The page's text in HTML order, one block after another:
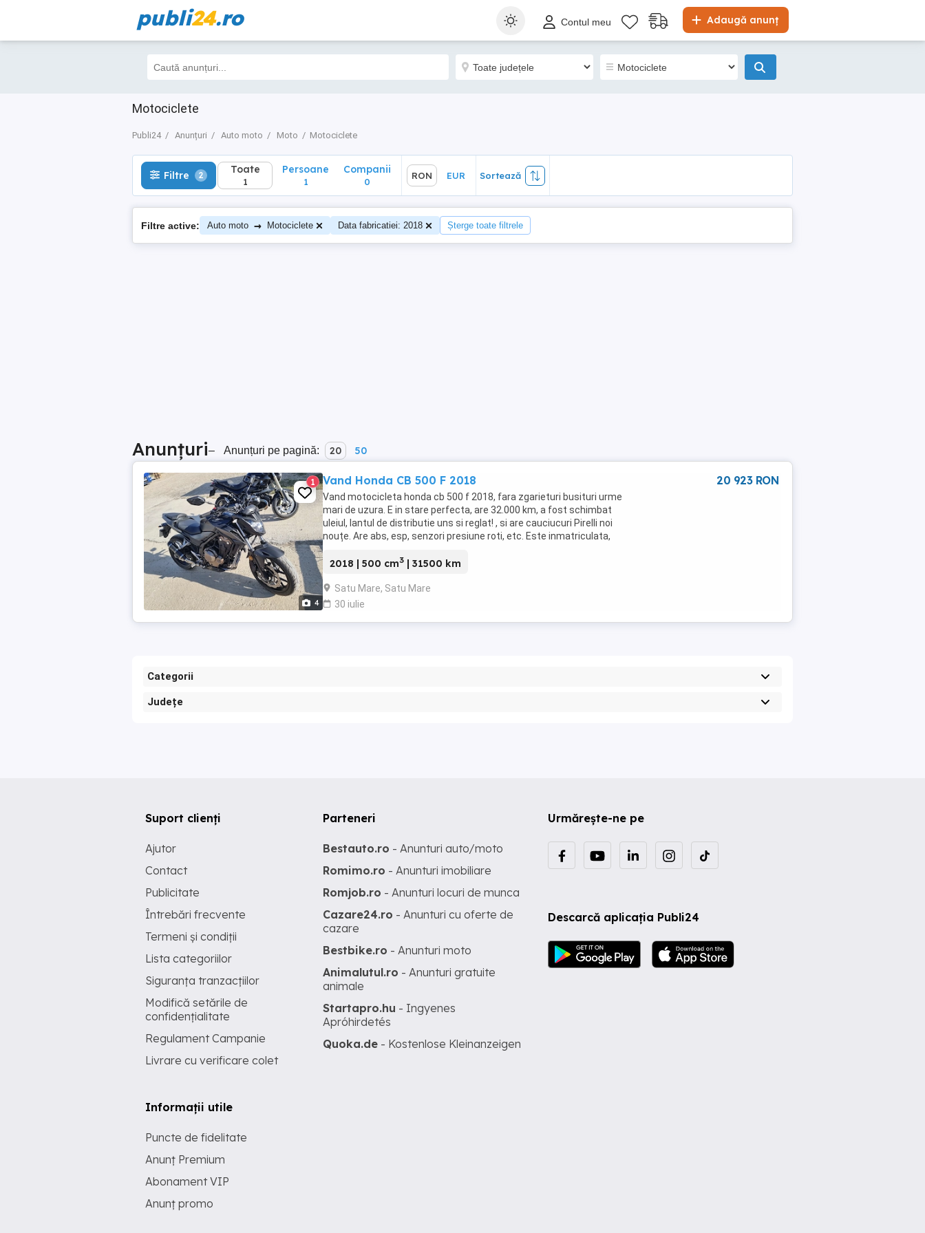
publi24.ro Adaugă anunț
Contul meu
Motociclete
Publi24 Anunțuri Auto moto Moto Motociclete
Filtre 2 Toate
1
Sortează
Filtre 2 Toate
1
Persoane
1
Companii
0
RON EUR Sortează
Filtre active: Auto moto → Motociclete Data fabricatiei: 2018 Șterge toate filtrele
Anunțuri– Anunțuri pe pagină: 20 50
4
1 Vand Honda CB 500 F 2018
Vand motocicleta honda cb 500 f 2018, fara zgarieturi busituri urme
mari de uzura. E in stare perfecta, are 32.000 km, a fost schimbat
uleiul, lantul de distributie uns si reglat! , si are cauciucuri Pirelli noi
nouțe. Are abs, esp, senzori presiune roti, etc. Este inmatriculata,
2018 | 500 cm3 | 31500 km
Satu Mare, Satu Mare
30 iulie
20 923 RON
Categorii
Județe
Urmărește-ne pe
Descarcă aplicația Publi24
Suport clienți
Ajutor
Contact
Publicitate
Întrebări frecvente
Termeni și condiții
Lista categoriilor
Siguranța tranzacțiilor
Modifică setările de
confidențialitate
Regulament Campanie
Livrare cu verificare colet
Informații utile
Puncte de fidelitate
Anunț Premium
Abonament VIP
Anunț promo
Parteneri
Bestauto.ro - Anunturi auto/moto
Romimo.ro - Anunturi imobiliare
Romjob.ro - Anunturi locuri de munca
Cazare24.ro - Anunturi cu oferte de
cazare
Bestbike.ro - Anunturi moto
Animalutul.ro - Anunturi gratuite
animale
Startapro.hu - Ingyenes
Apróhirdetés
Quoka.de - Kostenlose Kleinanzeigen